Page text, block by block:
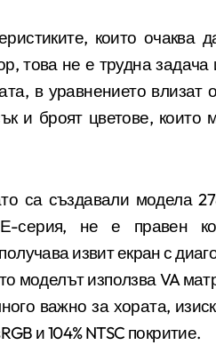
това не е трудна
в уравнението влизат
и броят цветове, които
са създавали модела
серия, не е правен
извит екран с
моделът използваVA
важно за хората,
и 104%NTSC покритие.